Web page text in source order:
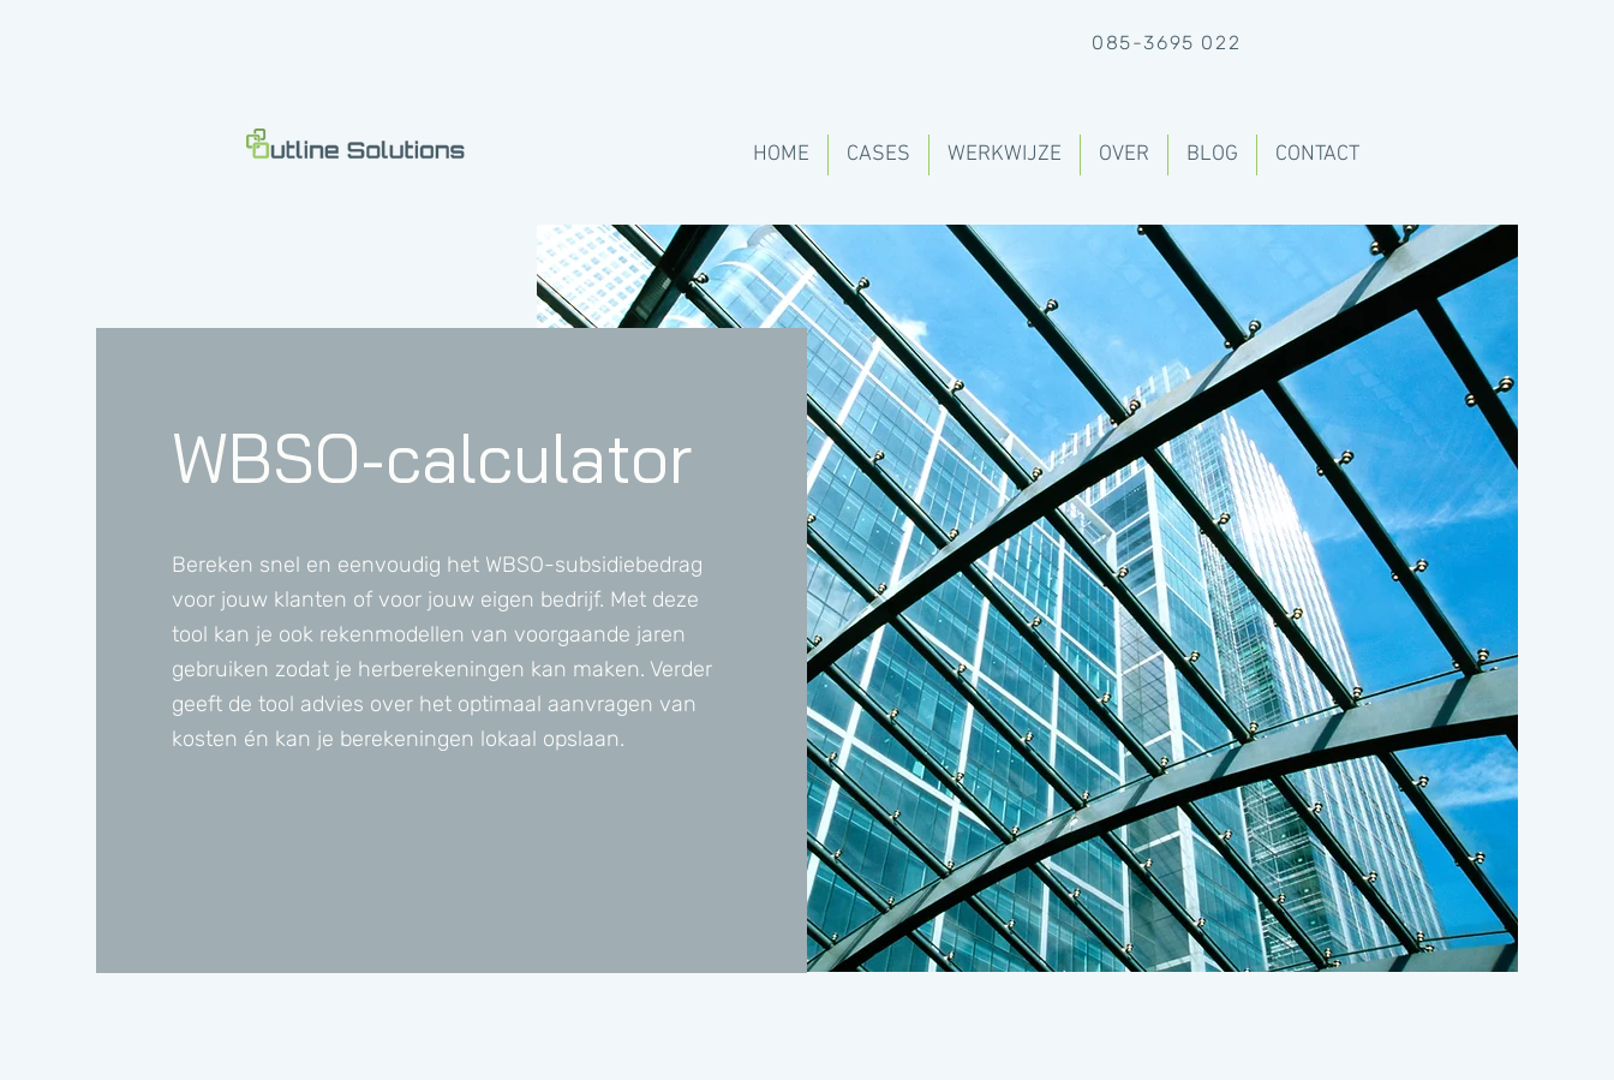
085-3695 022
HOME CASES WERKWIJZE OVER BLOG CONTACT
WBSO-calculator
Bereken snel en eenvoudig het WBSO-subsidiebedrag
voor jouw klanten of voor jouw eigen bedrijf. Met deze
tool kan je ook rekenmodellen van voorgaande jaren
gebruiken zodat je herberekeningen kan maken. Verder
geeft de tool advies over het optimaal aanvragen van
kosten én kan je berekeningen lokaal opslaan.